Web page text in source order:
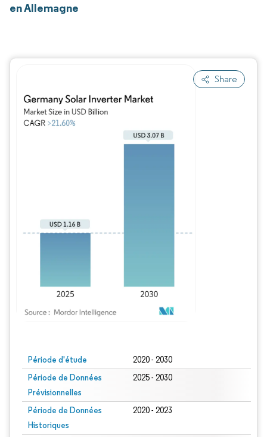
en Allemagne
Share
Période d'étude 2020 - 2030
Période de Données
Prévisionnelles
2025 - 2030
Période de Données
Historiques
2020 - 2023